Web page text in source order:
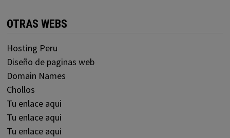
OTRAS WEBS
Hosting Peru
Diseño de paginas web
Domain Names
Chollos
Tu enlace aqui
Tu enlace aqui
Tu enlace aqui